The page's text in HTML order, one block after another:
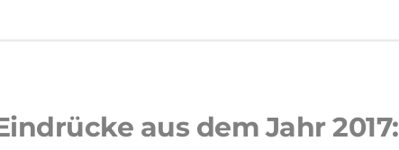
aus dem Jahr 2017: